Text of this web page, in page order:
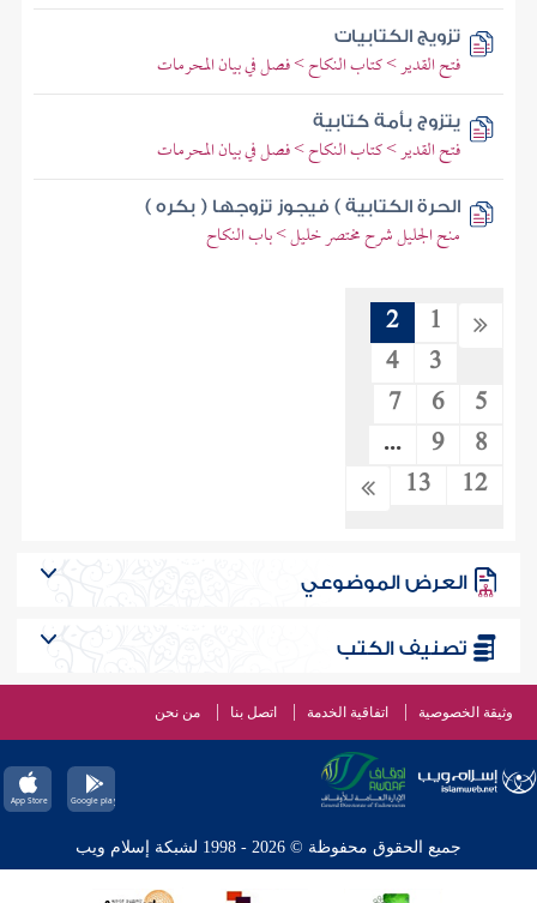
تزويج الكتابيات
فتح القدير > كتاب النكاح > فصل في بيان المحرمات
يتزوج بأمة كتابية
فتح القدير > كتاب النكاح > فصل في بيان المحرمات
الحرة الكتابية ) فيجوز تزوجها ( بكره )
منح الجليل شرح مختصر خليل > باب النكاح
1
2
3
4
5
6
7
8
9
...
12
13
العرض الموضوعي
تصنيف الكتب
وثيقة الخصوصية اتفاقية الخدمة اتصل بنا من نحن
جميع الحقوق محفوظة © 2026 - 1998 لشبكة إسلام ويب